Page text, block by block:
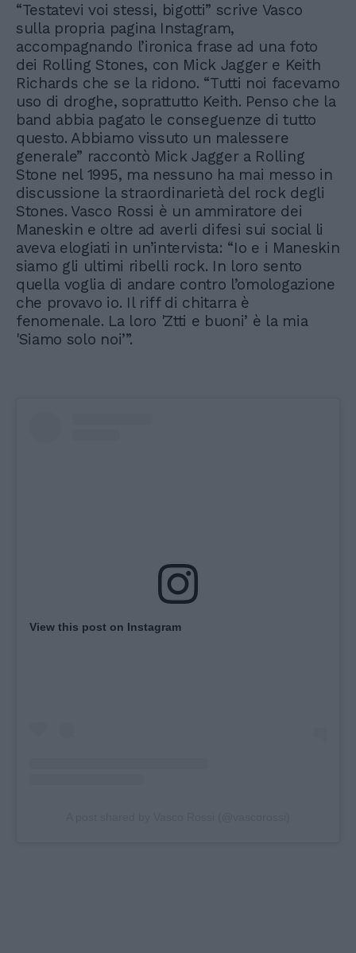
“Testatevi voi stessi, bigotti” scrive Vasco
sulla propria pagina Instagram,
accompagnando l’ironica frase ad una foto
dei Rolling Stones, con Mick Jagger e Keith
Richards che se la ridono. “Tutti noi facevamo
uso di droghe, soprattutto Keith. Penso che la
band abbia pagato le conseguenze di tutto
questo. Abbiamo vissuto un malessere
generale” raccontò Mick Jagger a Rolling
Stone nel 1995, ma nessuno ha mai messo in
discussione la straordinarietà del rock degli
Stones. Vasco Rossi è un ammiratore dei
Maneskin e oltre ad averli difesi sui social li
aveva elogiati in un’intervista: “Io e i Maneskin
siamo gli ultimi ribelli rock. In loro sento
quella voglia di andare contro l’omologazione
che provavo io. Il riff di chitarra è
fenomenale. La loro 'Ztti e buoni’ è la mia
'Siamo solo noi’”.
View this post on Instagram